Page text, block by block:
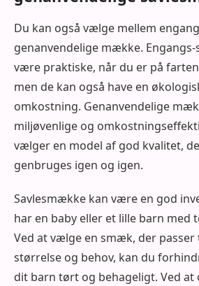
Du kan også vælge mellem
genanvendelige mække.
være praktiske, når du er på
men de kan også have en
omkostning. Genanvendelige
miljøvenlige og
vælger en model af god kvalitet,
genbruges igen og igen.
Savlesmække kan være en god
har en baby eller et lille barn med
Ved at vælge en smæk, der passer
størrelse og behov, kan du
dit barn tørt og behageligt. Ved at